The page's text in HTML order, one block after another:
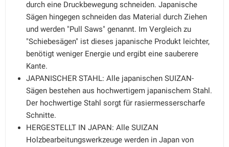
durch eine Druckbewegung schneiden. Japanische
Sägen hingegen schneiden das Material durch Ziehen
und werden "Pull Saws" genannt. Im Vergleich zu
"Schiebesägen" ist dieses japanische Produkt leichter,
benötigt weniger Energie und ergibt eine sauberere
Kante.
JAPANISCHER STAHL: Alle japanischen SUIZAN-
Sägen bestehen aus hochwertigem japanischem Stahl.
Der hochwertige Stahl sorgt für rasiermesserscharfe
Schnitte.
HERGESTELLT IN JAPAN: Alle SUIZAN
Holzbearbeitungswerkzeuge werden in Japan von